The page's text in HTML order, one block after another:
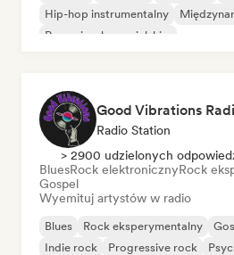
Hip-hop instrumentalny
Rap w języku angielskim
Good Vibrations
Radio Station
> 2900 udzielonych
BluesRock elektronicznyRock
Gospel
Wyemituj artystów w radio
Blues Rock eksperymentalny
Indie rock
Progressive rock